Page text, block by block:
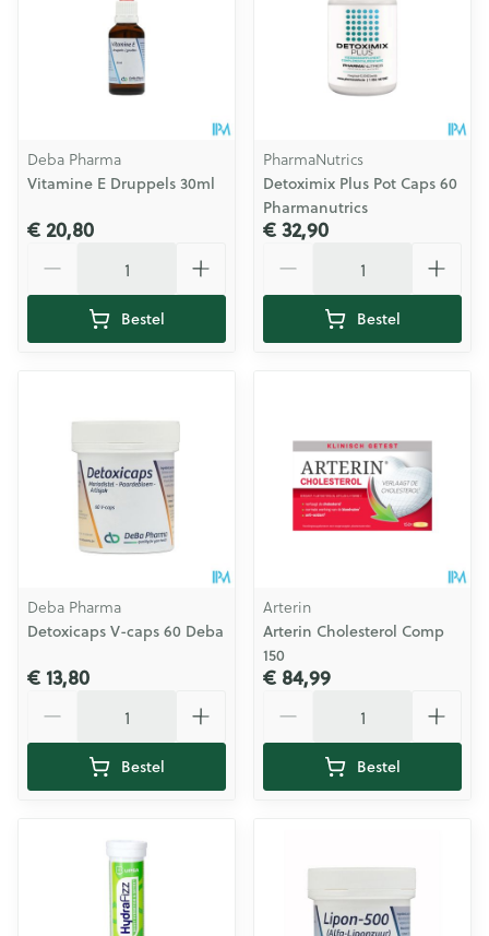
Deba Pharma
Vitamine E Druppels 30ml
€ 20,80
Bestel
PharmaNutrics
Detoximix Plus Pot Caps 60
Pharmanutrics
€ 32,90
Bestel
Deba Pharma
Detoxicaps V-caps 60 Deba
€ 13,80
Bestel
Arterin
Arterin Cholesterol Comp
150
€ 84,99
Bestel